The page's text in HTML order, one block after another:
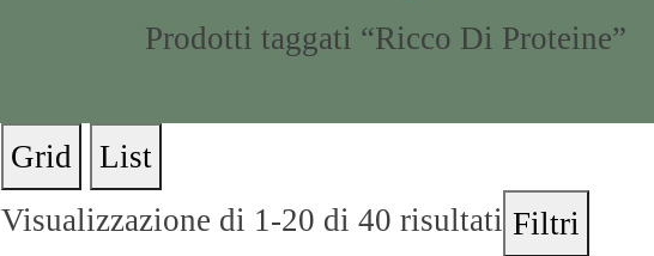
Prodotti taggati “Ricco Di Proteine”
Grid
List
Visualizzazione di 1-20 di 40 risultati Filtri